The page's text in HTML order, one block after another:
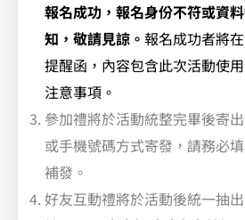
報名成功 ，報名身份不符或資
知，敬請見諒。 報名成功者將
提醒函，內容包含此次活動使
注意事項。
參加禮將於活動統整完畢後寄
或手機號碼方式寄發，請務必
補發。
好友互動禮將於活動後統一抽